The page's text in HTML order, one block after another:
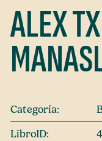
ALEX
Categoría:
LibroID: